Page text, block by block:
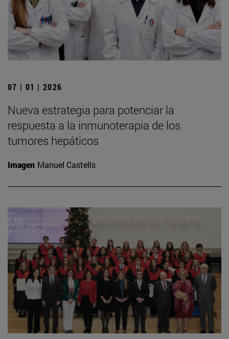
07 | 01 | 2026
Nueva estrategia para potenciar la
respuesta a la inmunoterapia de los
tumores hepáticos
Imagen Manuel Castells